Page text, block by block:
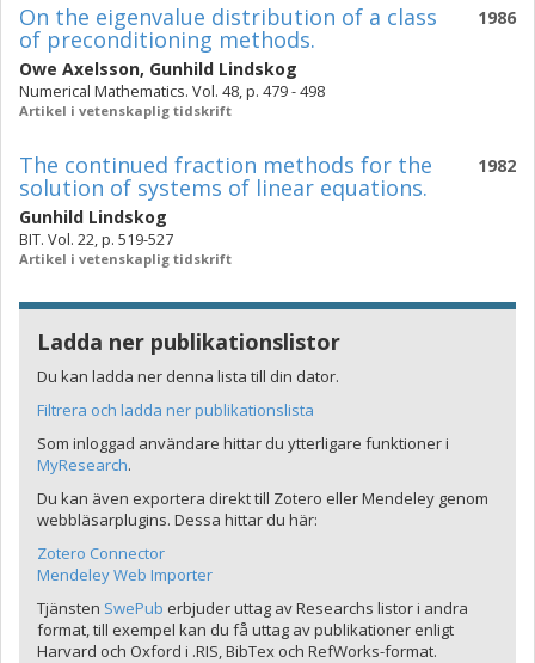
1986
On the eigenvalue distribution of a class
of preconditioning methods.
Owe Axelsson, Gunhild Lindskog
Numerical Mathematics. Vol. 48, p. 479 - 498
Artikel i vetenskaplig tidskrift
1982
The continued fraction methods for the
solution of systems of linear equations.
Gunhild Lindskog
BIT. Vol. 22, p. 519-527
Artikel i vetenskaplig tidskrift
Ladda ner publikationslistor
Du kan ladda ner denna lista till din dator.
Filtrera och ladda ner publikationslista
Som inloggad användare hittar du ytterligare funktioner i
MyResearch.
Du kan även exportera direkt till Zotero eller Mendeley genom
webbläsarplugins. Dessa hittar du här:
Zotero Connector
Mendeley Web Importer
Tjänsten SwePub erbjuder uttag av Researchs listor i andra
format, till exempel kan du få uttag av publikationer enligt
Harvard och Oxford i .RIS, BibTex och RefWorks-format.